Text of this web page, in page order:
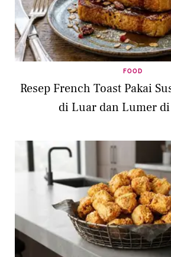
FOOD
Resep French Toast Pakai
di Luar dan Lumer